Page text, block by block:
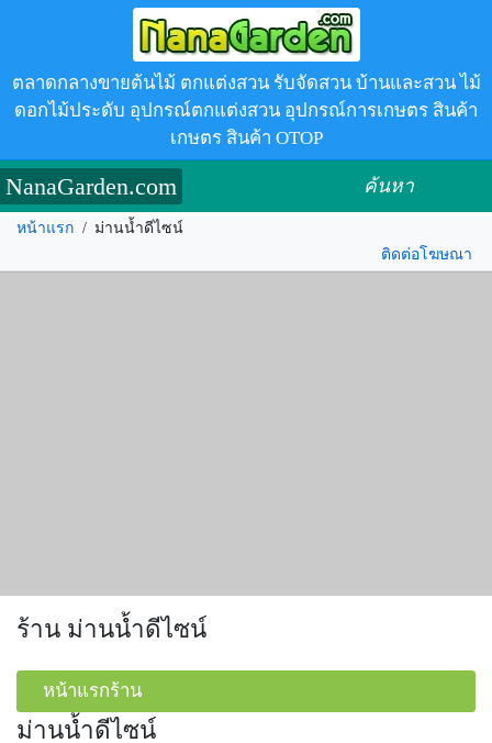
ตลาดกลางขายต้นไม้ ตกแต่งสวน รับจัดสวน บ้านและสวน ไม้
ดอกไม้ประดับ อุปกรณ์ตกแต่งสวน อุปกรณ์การเกษตร สินค้า
เกษตร สินค้า OTOP
NanaGarden.com ค้นหา
หน้าแรก / ม่านน้ำดีไซน์
ติดต่อโฆษณา
ร้าน ม่านน้ำดีไซน์
หน้าแรกร้าน
ม่านน้ำดีไซน์